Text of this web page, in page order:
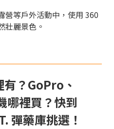
營等戶外活動中，使用 360
壯麗景色。
？GoPro、
哪裡買？快到
彈藥庫挑選！